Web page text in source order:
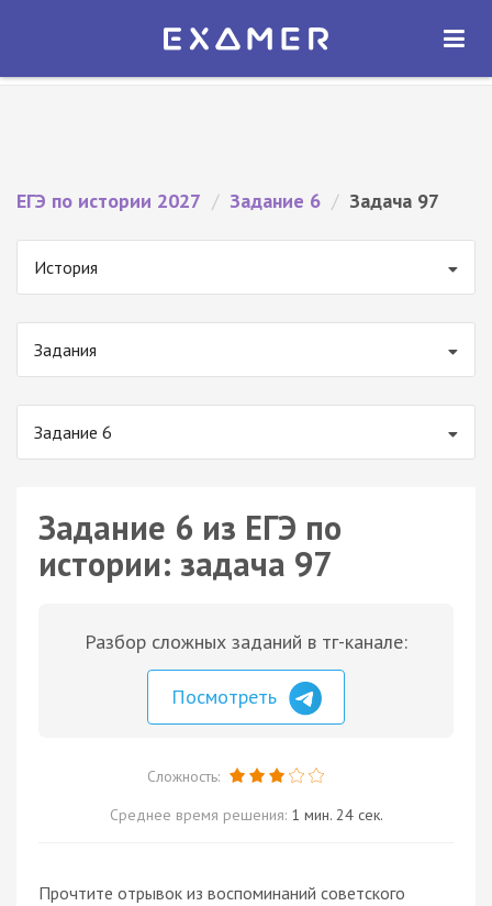
Экзамер — ЕГЭ 2027
ОТКРЫТЬ
ЕГЭ по истории 2027 / Задание 6 / Задача 97
История
Задания
Задание 6
Задание 6 из ЕГЭ по
истории: задача 97
Разбор сложных заданий в тг-канале:
Посмотреть
Сложность:
Среднее время решения: 1 мин. 24 сек.
Прочтите отрывок из воспоминаний советского